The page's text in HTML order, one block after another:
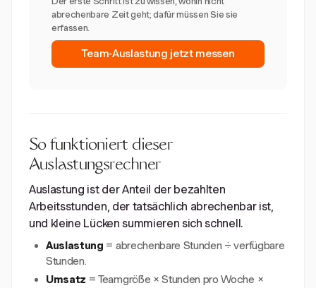
abrechenbare Zeit geht; dafür müssen Sie sie
erfassen.
Team-Auslastung jetzt messen
So funktioniert dieser
Auslastungsrechner
Auslastung ist der Anteil der bezahlten
Arbeitsstunden, der tatsächlich abrechenbar ist,
und kleine Lücken summieren sich schnell.
Auslastung = abrechenbare Stunden ÷ verfügbare
Stunden.
Umsatz = Teamgröße × Stunden pro Woche ×